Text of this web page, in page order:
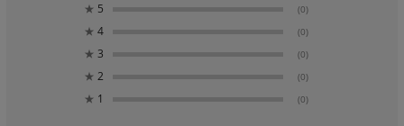
★ 5 (0)
★ 4 (0)
★ 3 (0)
★ 2 (0)
★ 1 (0)